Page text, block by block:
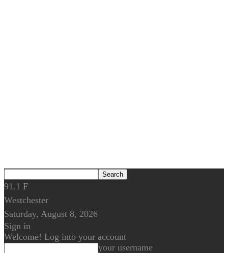
91.1 F
Westchester
Saturday, August 8, 2026
Sign in
Welcome! Log into your account
your username